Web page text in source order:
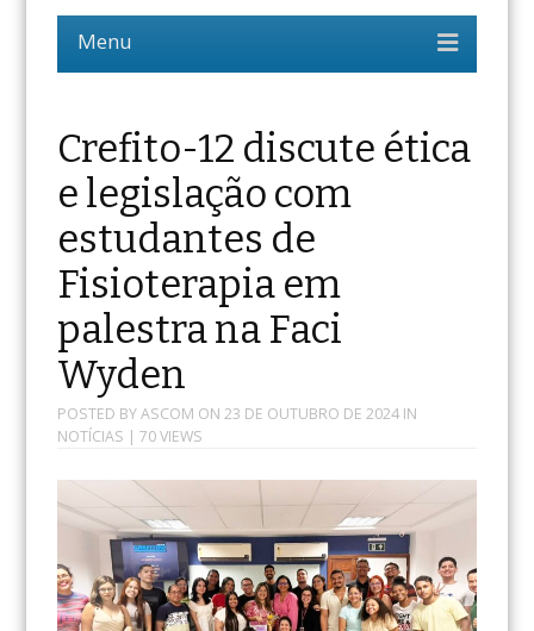
Crefito-12 discute ética
e legislação com
estudantes de
Fisioterapia em
palestra na Faci
Wyden
POSTED BYASCOM ON 23 DE OUTUBRO DE 2024IN
NOTÍCIAS | 70 VIEWS